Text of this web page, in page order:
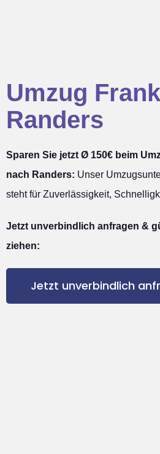
Umzug
Randers
Sparen Sie jetzt Ø 150€ beim
nach Randers: Unser
steht für Zuverlässigkeit,
Jetzt unverbindlich anfragen &
ziehen:
Jetzt unverbindlich